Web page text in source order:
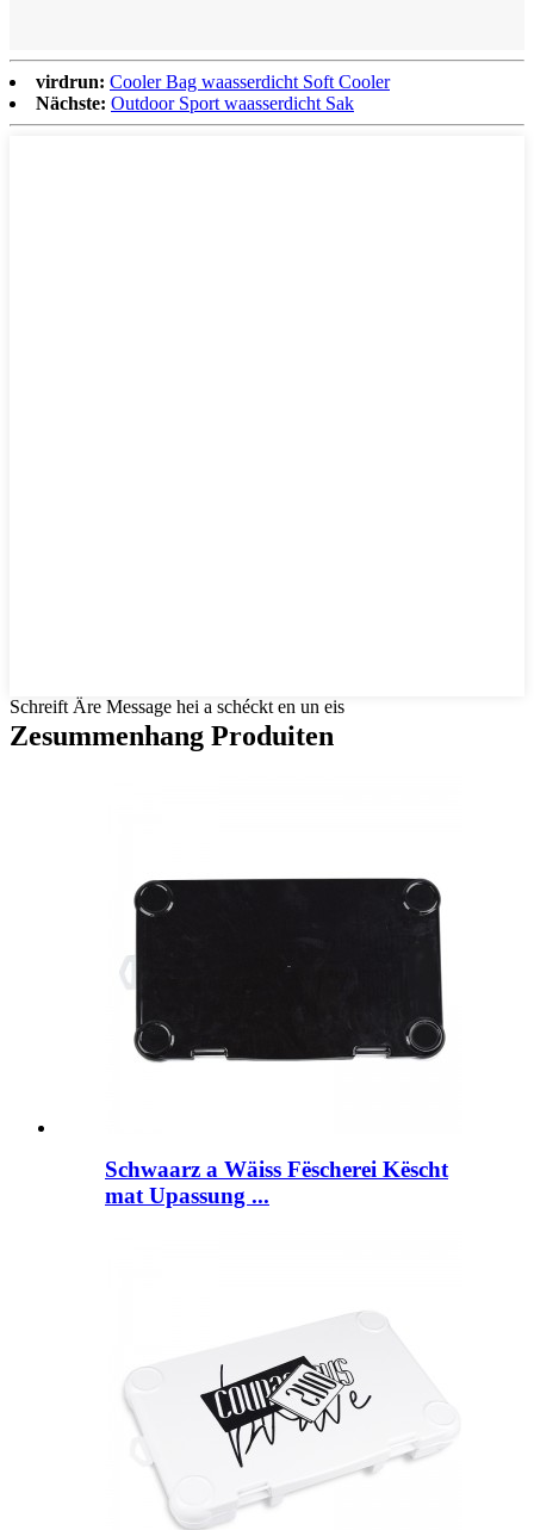
virdrun: Cooler Bag waasserdicht Soft Cooler
Nächste: Outdoor Sport waasserdicht Sak
Schreift Äre Message hei a schéckt en un eis
Zesummenhang Produiten
Schwaarz a Wäiss Fëscherei Këscht
mat Upassung ...